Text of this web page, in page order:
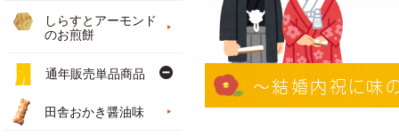
〜結婚内祝に味
しらすとアーモンド
のお煎餅
通年販売単品商品
田舎おかき醤油味